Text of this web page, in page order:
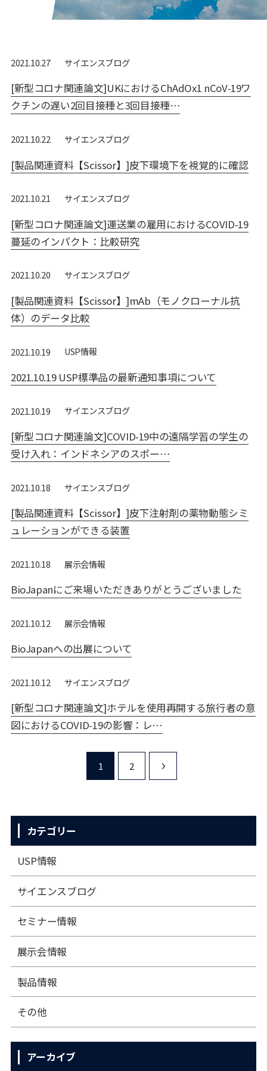
2021.10.27 サイエンスブログ
[新型コロナ関連論文]UKにおけるChAdOx1 nCoV-19ワ
クチンの遅い2回目接種と3回目接種…
2021.10.22 サイエンスブログ
[製品関連資料【Scissor】]皮下環境下を視覚的に確認
2021.10.21 サイエンスブログ
[新型コロナ関連論文]運送業の雇用におけるCOVID-19
蔓延のインパクト：比較研究
2021.10.20 サイエンスブログ
[製品関連資料【Scissor】]mAb（モノクローナル抗
体）のデータ比較
2021.10.19 USP情報
2021.10.19 USP標準品の最新通知事項について
2021.10.19 サイエンスブログ
[新型コロナ関連論文]COVID-19中の遠隔学習の学生の
受け入れ：インドネシアのスポー…
2021.10.18 サイエンスブログ
[製品関連資料【Scissor】]皮下注射剤の薬物動態シミ
ュレーションができる装置
2021.10.18 展⽰会情報
BioJapanにご来場いただきありがとうございました
2021.10.12 展⽰会情報
BioJapanへの出展について
2021.10.12 サイエンスブログ
[新型コロナ関連論文]ホテルを使用再開する旅行者の意
図におけるCOVID-19の影響：レ…
1 2
カテゴリー
USP情報
サイエンスブログ
セミナー情報
展⽰会情報
製品情報
その他
アーカイブ